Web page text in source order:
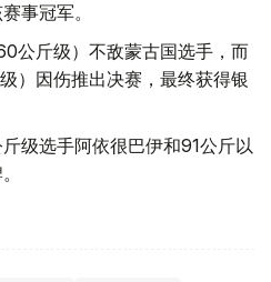
事冠军。
公斤级）不敌蒙古国选手，而
）因伤推出决赛，最终获得银
级选手阿依很巴伊和91公斤以